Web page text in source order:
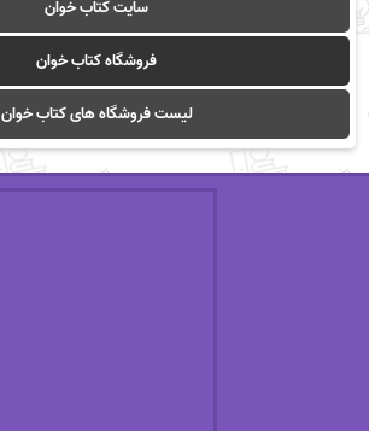
سایت کتاب خوان
فروشگاه کتاب خوان
لیست فروشگاه های کتاب خوان